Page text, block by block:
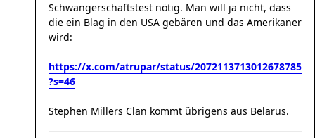
Schwangerschaftstest nötig. Man will ja nicht, dass
die ein Blag in den USA gebären und das Amerikaner
wird:
https://x.com/atrupar/status/2072113713012678785
?s=46
Stephen Millers Clan kommt übrigens aus Belarus.